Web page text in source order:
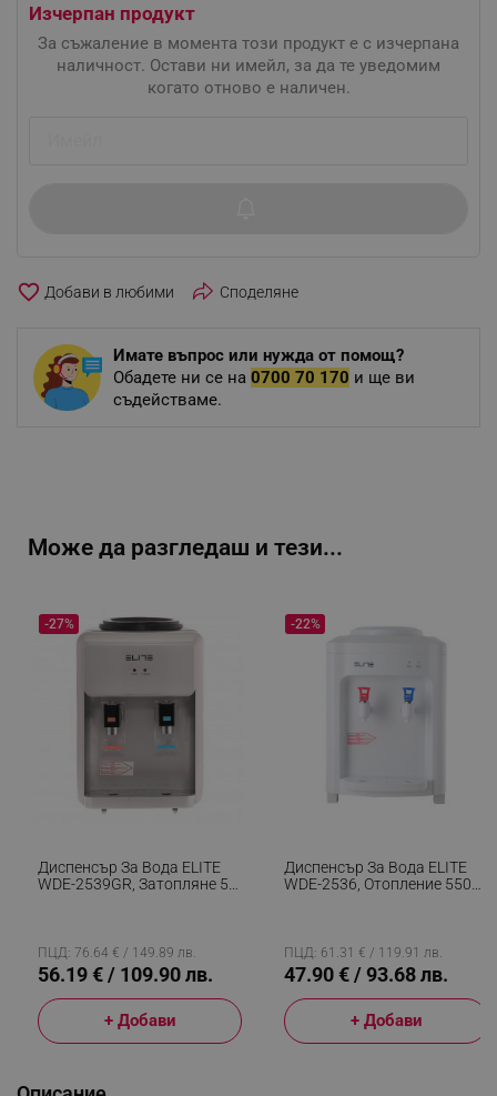
Изчерпан продукт
За съжаление в момента този продукт е с изчерпана
наличност. Остави ни имейл, за да те уведомим
когато отново е наличен.
favorite_border Споделяне
Имате въпрос или нужда от помощ?
Обадете ни се на 0700 70 170 и ще ви
съдействаме.
Може да разгледаш и тези...
Диспенсър За Вода ELITE
WDE-2539GR, Затопляне 5
-27%
ПЦД: 76.64 € / 149.89 лв.
56.19 € / 109.90 лв.
+ Добави
Диспенсър За Вода ELITE
WDE-2536, Отопление 550
-22%
ПЦД: 61.31 € / 119.91 лв.
47.90 € / 93.68 лв.
+ Добави